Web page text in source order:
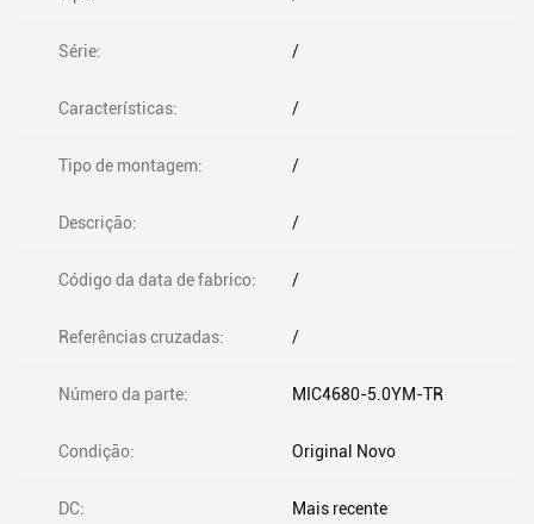
Série: /
Características: /
Tipo de montagem: /
Descrição: /
Código da data de fabrico: /
Referências cruzadas: /
Número da parte: MIC4680-5.0YM-TR
Condição: Original Novo
DC: Mais recente